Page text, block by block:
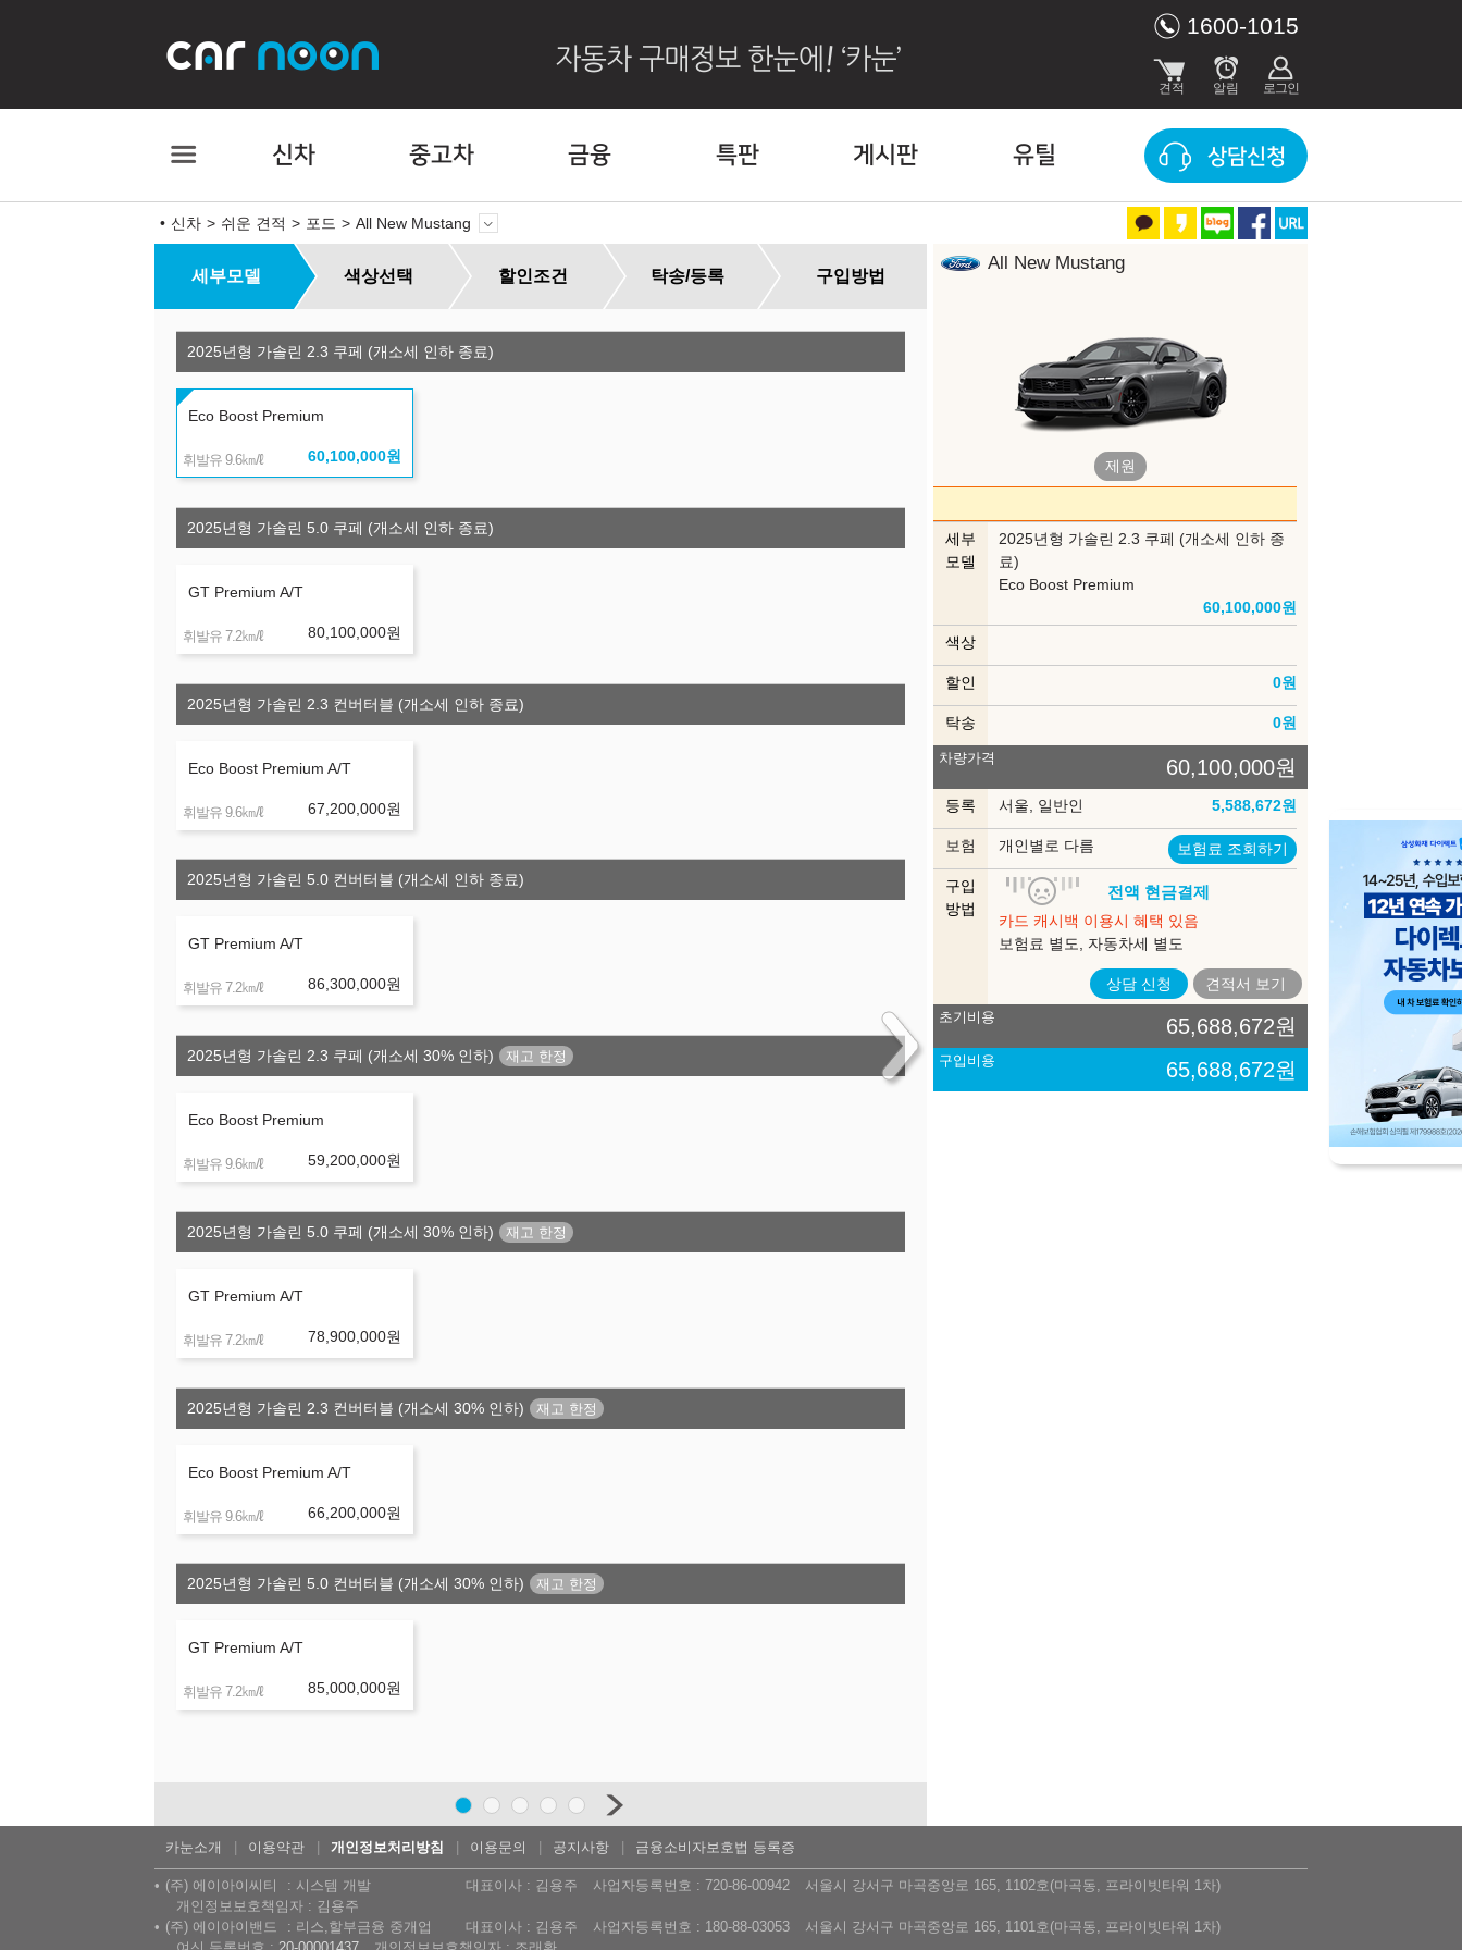
1600-1015
신차 중고차 금융 특판 게시판 유틸 상담신청
신차 쉬운 견적 포드 All New Mustang
세부모델 색상선택 할인조건 탁송/등록 구입방법
2025년형 가솔린 2.3 쿠페 (개소세 인하 종료)
Eco Boost Premium
휘발유 9.6㎞/ℓ 60,100,000원
2025년형 가솔린 5.0 쿠페 (개소세 인하 종료)
GT Premium A/T
휘발유 7.2㎞/ℓ 80,100,000원
2025년형 가솔린 2.3 컨버터블 (개소세 인하 종료)
Eco Boost Premium A/T
휘발유 9.6㎞/ℓ 67,200,000원
2025년형 가솔린 5.0 컨버터블 (개소세 인하 종료)
GT Premium A/T
휘발유 7.2㎞/ℓ 86,300,000원
2025년형 가솔린 2.3 쿠페 (개소세 30% 인하)
Eco Boost Premium
휘발유 9.6㎞/ℓ 59,200,000원
2025년형 가솔린 5.0 쿠페 (개소세 30% 인하)
GT Premium A/T
휘발유 7.2㎞/ℓ 78,900,000원
2025년형 가솔린 2.3 컨버터블 (개소세 30% 인하)
Eco Boost Premium A/T
휘발유 9.6㎞/ℓ 66,200,000원
2025년형 가솔린 5.0 컨버터블 (개소세 30% 인하)
GT Premium A/T
휘발유 7.2㎞/ℓ 85,000,000원
Shadow Black
Oxford White
내장 색상
Black Onyx Carmine Red
색상은 세부모델에 따라 적용되지 않는 것이 포함되어 있을 수 있으며, 내장색상
이 제한 될 수도 있습니다. 구매시 판매 가능한지 먼저 확인해 주시기 바랍니다.
All New Mustang
제원
세부
모델
2025년형 가솔린 2.3 쿠페 (개소세 인하 종
료)
Eco Boost Premium
60,100,000원
색상
할인 0원
탁송 0원
차량가격 60,100,000원
등록 서울, 일반인 5,588,672원
보험 개인별로 다름 보험료 조회하기
구입
방법
전액 현금결제
카드 캐시백 이용시 혜택 있음
보험료 별도, 자동차세 별도
초기비용 65,688,672원
구입비용 65,688,672원
상담 신청 견적서 보기
카눈소개 이용약관 개인정보처리방침 이용문의 공지사항 금융소비자보호법 등록증
(주) 에이아이씨티 시스템 개발 대표이사 : 김용주 사업자등록번호 : 720-86-00942
서울시 강서구 마곡중앙로 165, 1102호(마곡동, 프라이빗타워 1차)
개인정보보호책임자 : 김용주
(주) 에이아이밴드
리스,할부금융 중개업 대표이사 : 김용주 사업자등록번호 : 180-88-03053
서울시 강서구 마곡중앙로 165, 1101호(마곡동, 프라이빗타워 1차)